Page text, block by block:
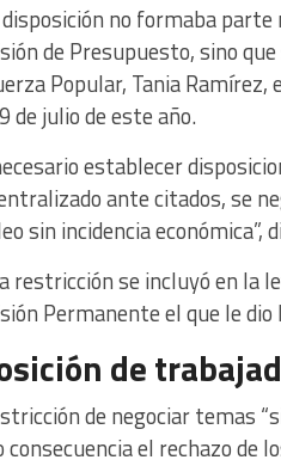
no formaba
de Presupuesto, sino
Popular, Tania
de julio de este año.
establecer
ante citados, se
sin incidencia
restricción se incluyó en la
Permanente el que le dio
de
de negociar temas
consecuencia el rechazo de